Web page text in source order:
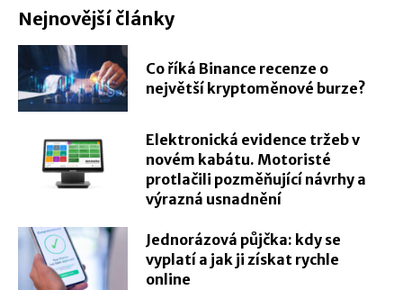
Nejnovější články
Co říká Binance recenze o
největší kryptoměnové burze?
Elektronická evidence tržeb v
novém kabátu. Motoristé
protlačili pozměňující návrhy a
výrazná usnadnění
Jednorázová půjčka: kdy se
vyplatí a jak ji získat rychle
online